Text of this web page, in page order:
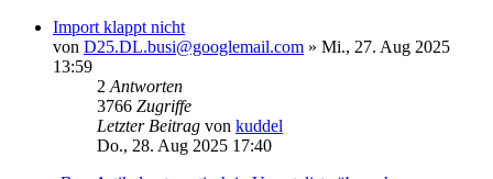
Import klappt nicht
von D25.DL.busi@googlemail.com » Mi., 27. Aug 2025
13:59
2 Antworten
3766 Zugriffe
Letzter Beitrag von kuddel
Do., 28. Aug 2025 17:40